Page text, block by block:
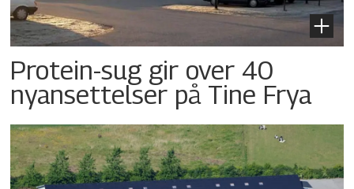
Protein-sug gir over 40
nyansettelser på Tine Frya